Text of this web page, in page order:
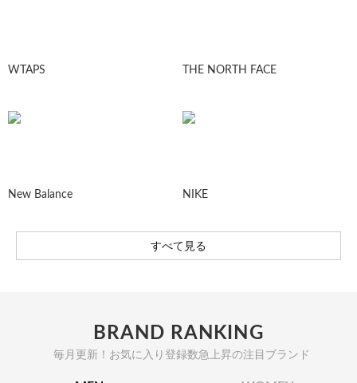
WTAPS THE NORTH FACE
New Balance NIKE
すべて見る
BRAND RANKING
毎月更新！お気に入り登録数急上昇の注目ブランド